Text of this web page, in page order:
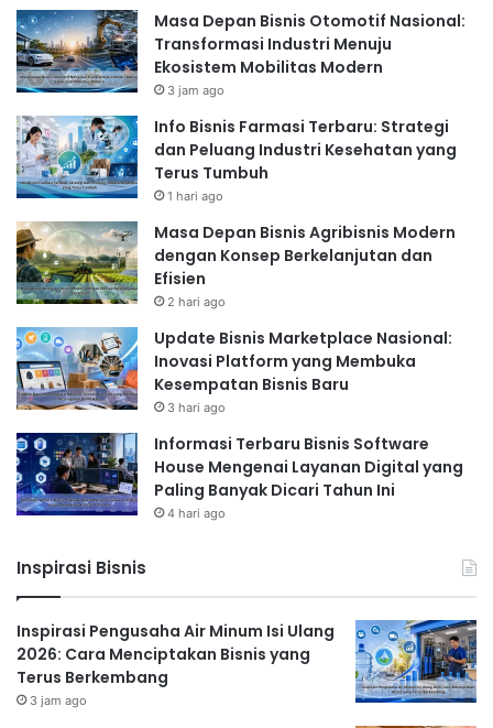
Masa Depan Bisnis Otomotif Nasional:
Transformasi Industri Menuju
Ekosistem Mobilitas Modern
3 jam ago
Info Bisnis Farmasi Terbaru: Strategi
dan Peluang Industri Kesehatan yang
Terus Tumbuh
1 hari ago
Masa Depan Bisnis Agribisnis Modern
dengan Konsep Berkelanjutan dan
Efisien
2 hari ago
Update Bisnis Marketplace Nasional:
Inovasi Platform yang Membuka
Kesempatan Bisnis Baru
3 hari ago
Informasi Terbaru Bisnis Software
House Mengenai Layanan Digital yang
Paling Banyak Dicari Tahun Ini
4 hari ago
Inspirasi Bisnis
Inspirasi Pengusaha Air Minum Isi Ulang
2026: Cara Menciptakan Bisnis yang
Terus Berkembang
3 jam ago